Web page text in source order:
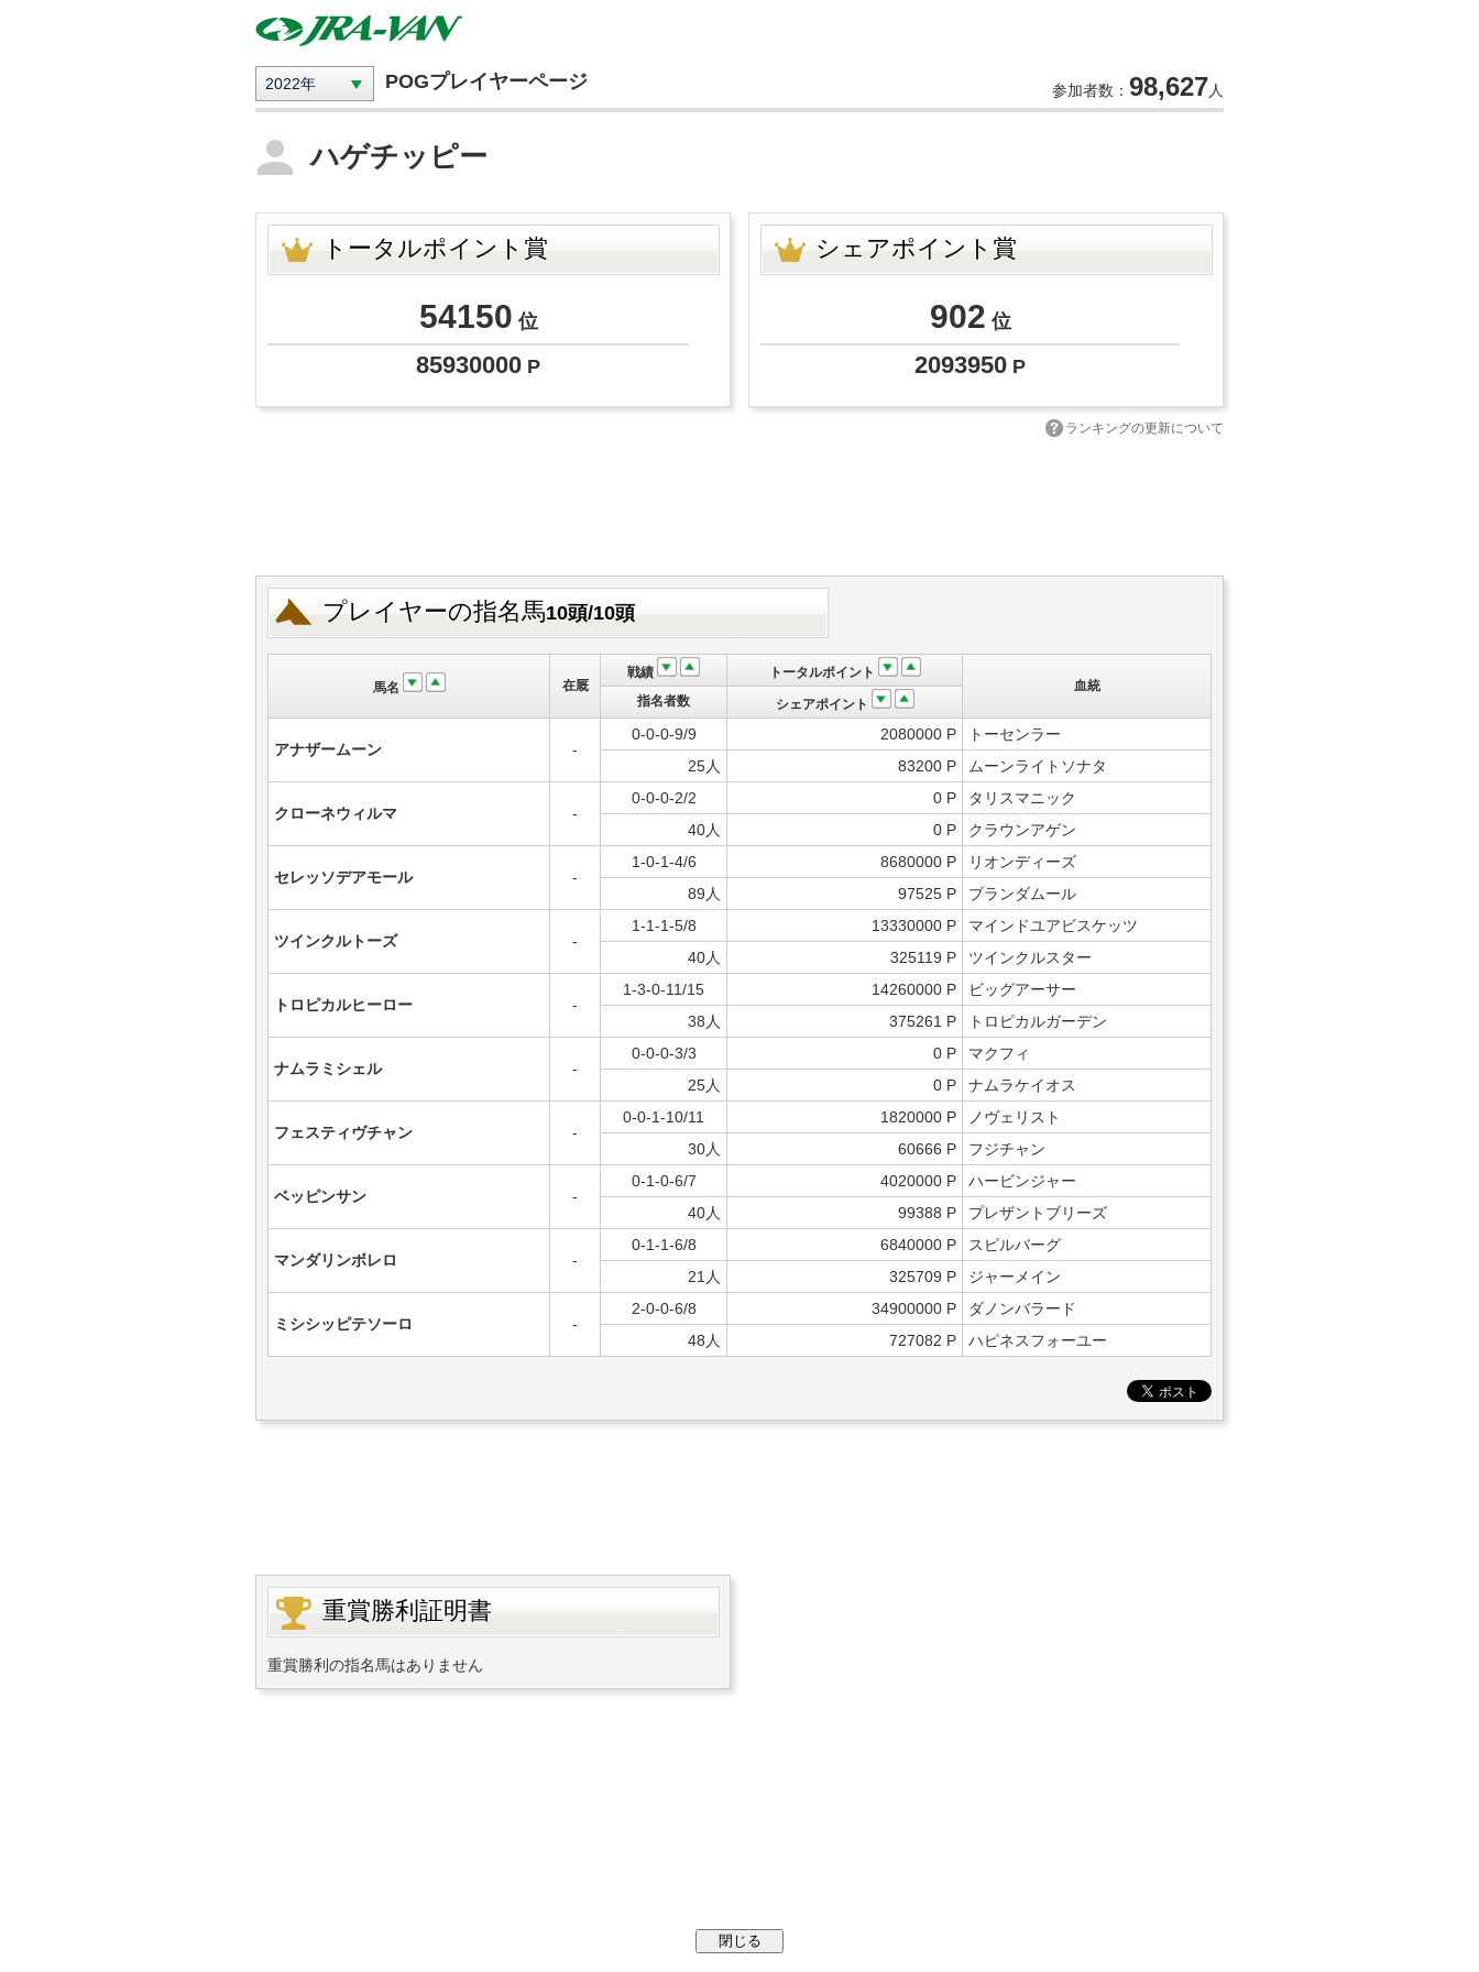
2022年 POGプレイヤーページ 参加者数： 98,627人
ハゲチッピー
トータルポイント賞
54150 位
85930000 P
シェアポイント賞
902 位
2093950 P
ランキングの更新について
プレイヤーの指名馬10頭/10頭
馬名 在厩
戦績
トータルポイント
血統
指名者数
シェアポイント
アナザームーン -
0-0-0-9/9 2080000 P
トーセンラー
25人
83200 P ムーンライトソナタ
クローネウィルマ -
0-0-0-2/2 0 P
タリスマニック
40人
0 P クラウンアゲン
セレッソデアモール -
1-0-1-4/6 8680000 P
リオンディーズ
89人
97525 P ブランダムール
ツインクルトーズ -
1-1-1-5/8 13330000 P
マインドユアビスケッツ
40人
325119 P ツインクルスター
トロピカルヒーロー -
1-3-0-11/15 14260000 P
ビッグアーサー
38人
375261 P トロピカルガーデン
ナムラミシェル -
0-0-0-3/3 0 P
マクフィ
25人
0 P ナムラケイオス
フェスティヴチャン -
0-0-1-10/11 1820000 P
ノヴェリスト
30人
60666 P フジチャン
ベッピンサン -
0-1-0-6/7 4020000 P
ハービンジャー
40人
99388 P プレザントブリーズ
マンダリンボレロ -
0-1-1-6/8 6840000 P
スピルバーグ
21人
325709 P ジャーメイン
ミシシッピテソーロ -
2-0-0-6/8 34900000 P
ダノンバラード
48人
727082 P ハピネスフォーユー
重賞勝利証明書
重賞勝利の指名馬はありません